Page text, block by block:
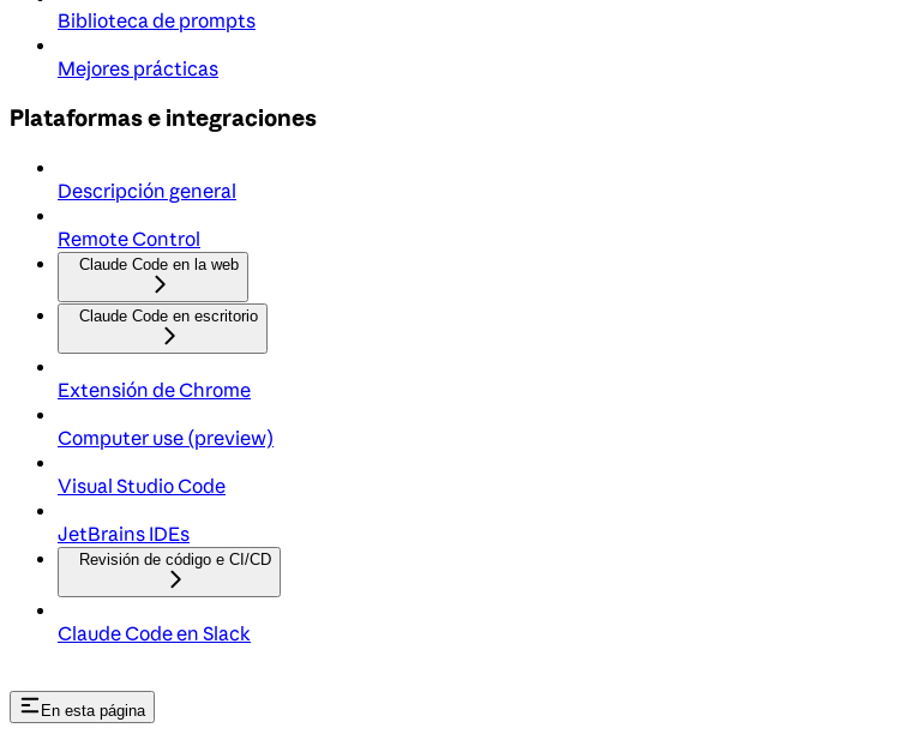
Biblioteca de prompts
Mejores prácticas
Plataformas e integraciones
Descripción general
Remote Control
Claude Code en la web
Claude Code en escritorio
Extensión de Chrome
Computer use (preview)
Visual Studio Code
JetBrains IDEs
Revisión de código e CI/CD
Claude Code en Slack
En esta página